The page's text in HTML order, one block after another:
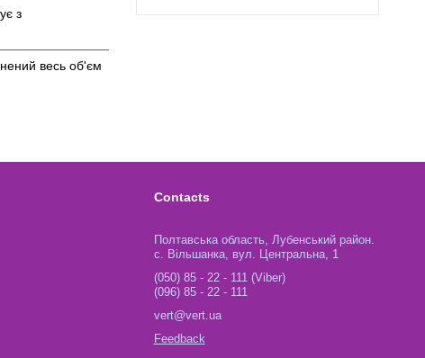
з
весь об'єм
Contacts
Полтавська область, Лубенський район.
с. Вільшанка, вул. Центральна, 1
(050) 85 - 22 - 111 (Viber)
(096) 85 - 22 - 111
vert@vert.ua
Feedback